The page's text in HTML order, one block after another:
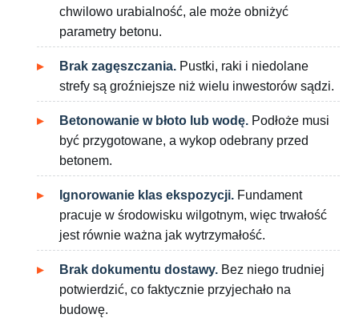
chwilowo urabialność, ale może obniżyć
parametry betonu.
Brak zagęszczania. Pustki, raki i niedolane
strefy są groźniejsze niż wielu inwestorów sądzi.
Betonowanie w błoto lub wodę. Podłoże musi
być przygotowane, a wykop odebrany przed
betonem.
Ignorowanie klas ekspozycji. Fundament
pracuje w środowisku wilgotnym, więc trwałość
jest równie ważna jak wytrzymałość.
Brak dokumentu dostawy. Bez niego trudniej
potwierdzić, co faktycznie przyjechało na
budowę.